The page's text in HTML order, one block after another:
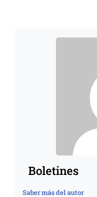
Boletines
Saber más del autor